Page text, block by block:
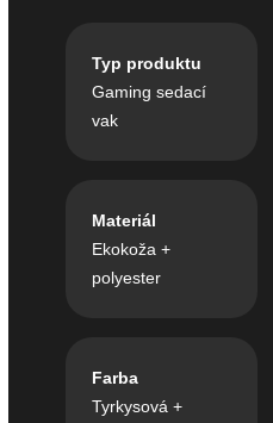
Typ produktu
Gaming sedací
vak
Materiál
Ekokoža +
polyester
Farba
Tyrkysová +